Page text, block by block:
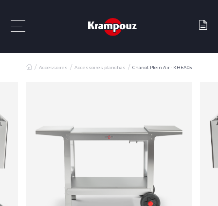
Accessoires Accessoires planchas Chariot Plein Air - KHEA05